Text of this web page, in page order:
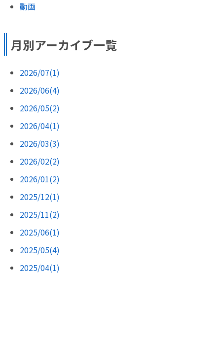
動画
月別アーカイブ一覧
2026/07(1)
2026/06(4)
2026/05(2)
2026/04(1)
2026/03(3)
2026/02(2)
2026/01(2)
2025/12(1)
2025/11(2)
2025/06(1)
2025/05(4)
2025/04(1)